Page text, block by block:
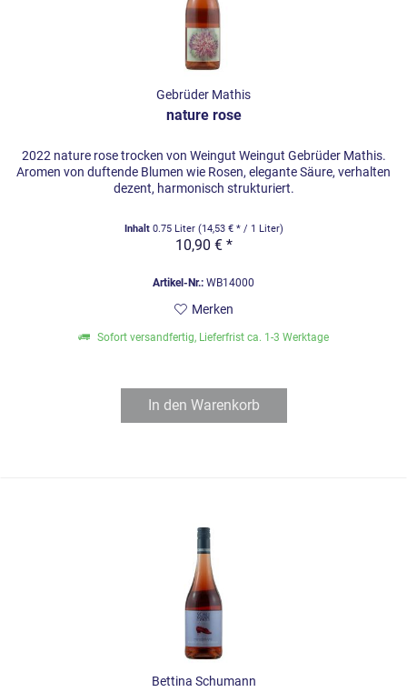
Gebrüder Mathis
nature rose
2022 nature rose trocken von Weingut Weingut Gebrüder Mathis.
Aromen von duftende Blumen wie Rosen, elegante Säure, verhalten
dezent, harmonisch strukturiert.
Inhalt 0.75 Liter (14,53 € * / 1 Liter)
10,90 € *
Artikel-Nr.: WB14000
Merken
Sofort versandfertig, Lieferfrist ca. 1-3 Werktage
In den Warenkorb
Bettina Schumann